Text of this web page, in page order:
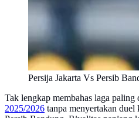
Persija Jakarta Vs Persib
Tak lengkap membahas laga paling
2025/2026 tanpa menyertakan duel